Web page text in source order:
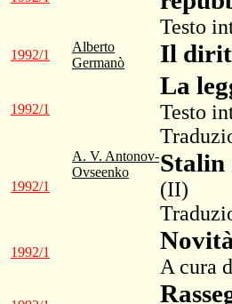
Testo
1992/1
Alberto
Germanò
Il
1992/1
La
Testo
1992/1
A. V. Antonov-
Ovseenko
Stalin
(II)
1992/1
A cura